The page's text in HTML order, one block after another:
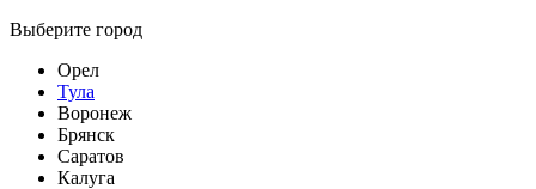
Выберите город
Орел
Тула
Воронеж
Брянск
Саратов
Калуга